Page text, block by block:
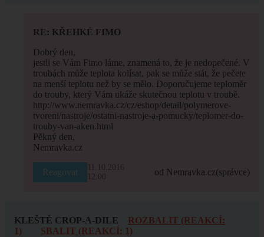
RE: KŘEHKÉ FIMO
Dobrý den,
jestli se Vám Fimo láme, znamená to, že je nedopečené. V
troubách může teplota kolísat, pak se může stát, že pečete
na menší teplotu než by se mělo. Doporučujeme teploměr
do trouby, který Vám ukáže skutečnou teplotu v troubě.
http://www.nemravka.cz/cz/eshop/detail/polymerove-
tvoreni/nastroje/ostatni-nastroje-a-pomucky/teplomer-do-
trouby-van-aken.html
Pěkný den,
Nemravka.cz
Reagovat
11.10.2016
12:00
od Nemravka.cz(správce)
KLEŠTĚ CROP-A-DILE
ROZBALIT (REAKCÍ:
1)
SBALIT (REAKCÍ: 1)